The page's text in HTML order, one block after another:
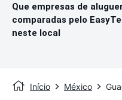
Que empresas de
comparadas pelo
neste local
Início México